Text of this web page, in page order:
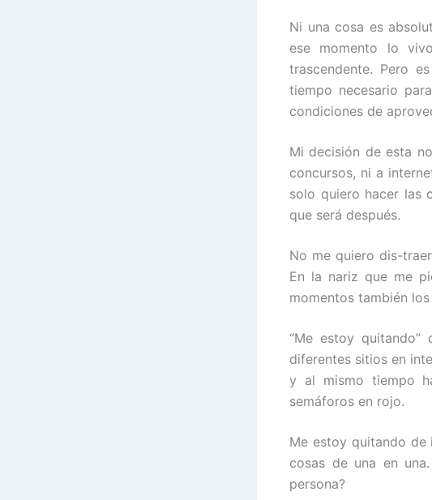
Ni una cosa es
ese momento lo
trascendente. Pero
tiempo necesario
condiciones de
Mi decisión de esta
concursos, ni a
solo quiero hacer las
que será después.
No me quiero dis-
En la nariz que me
momentos también
“Me estoy
diferentes sitios en
y al mismo tiempo
semáforos en rojo.
Me estoy quitando de
cosas de una en
persona?